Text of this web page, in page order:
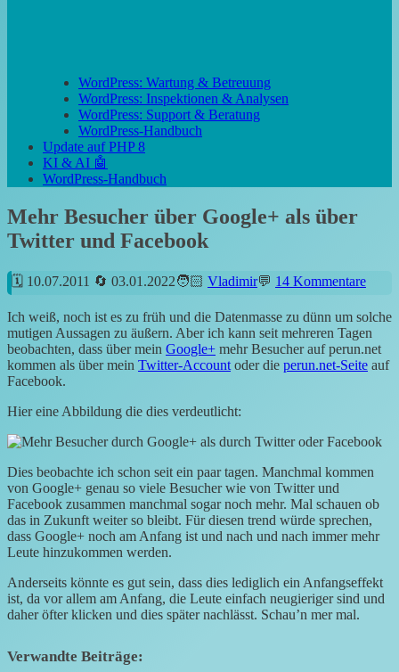
WordPress: Wartung & Betreuung
WordPress: Inspektionen & Analysen
WordPress: Support & Beratung
WordPress-Handbuch
Update auf PHP 8
KI & AI 🤖
WordPress-Handbuch
Mehr Besucher über Google+ als über
Twitter und Facebook
10.07.2011 03.01.2022 Vladimir 14 Kommentare
Ich weiß, noch ist es zu früh und die Datenmasse zu dünn um solche
mutigen Aussagen zu äußern. Aber ich kann seit mehreren Tagen
beobachten, dass über mein Google+ mehr Besucher auf perun.net
kommen als über mein Twitter-Account oder die perun.net-Seite auf
Facebook.
Hier eine Abbildung die dies verdeutlicht:
Dies beobachte ich schon seit ein paar tagen. Manchmal kommen
von Google+ genau so viele Besucher wie von Twitter und
Facebook zusammen manchmal sogar noch mehr. Mal schauen ob
das in Zukunft weiter so bleibt. Für diesen trend würde sprechen,
dass Google+ noch am Anfang ist und nach und nach immer mehr
Leute hinzukommen werden.
Anderseits könnte es gut sein, dass dies lediglich ein Anfangseffekt
ist, da vor allem am Anfang, die Leute einfach neugieriger sind und
daher öfter klicken und dies später nachlässt. Schau’n mer mal.
Verwandte Beiträge: